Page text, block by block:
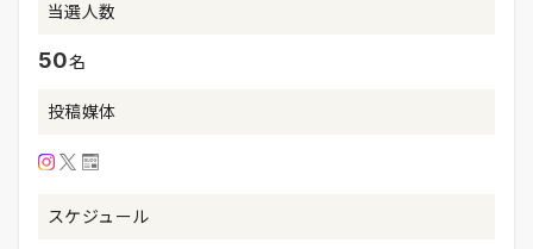
当選人数
50名
投稿媒体
スケジュール